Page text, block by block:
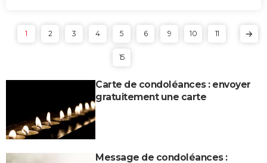
1 2 3 4 5 6 9 10 11
15
Carte de condoléances : envoyer
gratuitement une carte
Message de condoléances :